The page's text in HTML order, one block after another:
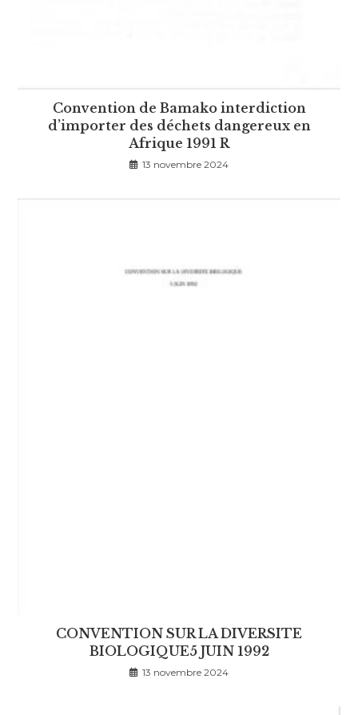
Convention de Bamako interdiction
d’importer des déchets dangereux en
Afrique 1991 R
13 novembre 2024
CONVENTION SUR LA DIVERSITE
BIOLOGIQUE5 JUIN 1992
13 novembre 2024